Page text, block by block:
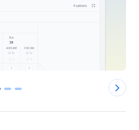
1 2